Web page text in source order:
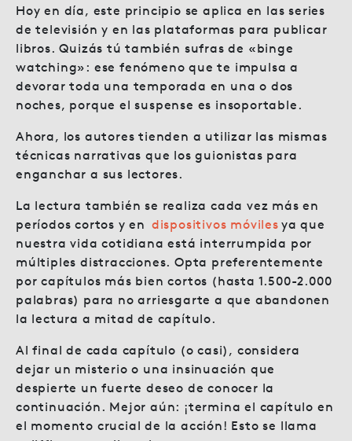
Hoy en día, este principio se aplica en las series
de televisión y en las plataformas para publicar
libros. Quizás tú también sufras de «binge
watching»: ese fenómeno que te impulsa a
devorar toda una temporada en una o dos
noches, porque el suspense es insoportable.
Ahora, los autores tienden a utilizar las mismas
técnicas narrativas que los guionistas para
enganchar a sus lectores.
La lectura también se realiza cada vez más en
períodos cortos y en dispositivos móviles ya que
nuestra vida cotidiana está interrumpida por
múltiples distracciones. Opta preferentemente
por capítulos más bien cortos (hasta 1.500-2.000
palabras) para no arriesgarte a que abandonen
la lectura a mitad de capítulo.
Al final de cada capítulo (o casi), considera
dejar un misterio o una insinuación que
despierte un fuerte deseo de conocer la
continuación. Mejor aún: ¡termina el capítulo en
el momento crucial de la acción! Esto se llama